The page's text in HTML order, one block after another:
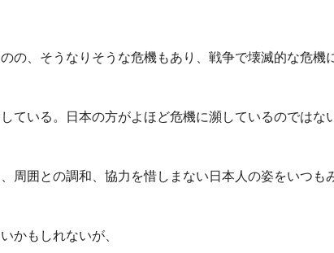
の、そうなりそうな危機もあり、戦争で壊滅的な危機
ている。日本の方がよほど危機に瀕しているのではな
周囲との調和、協力を惜しまない日本人の姿をいつも
かもしれないが、